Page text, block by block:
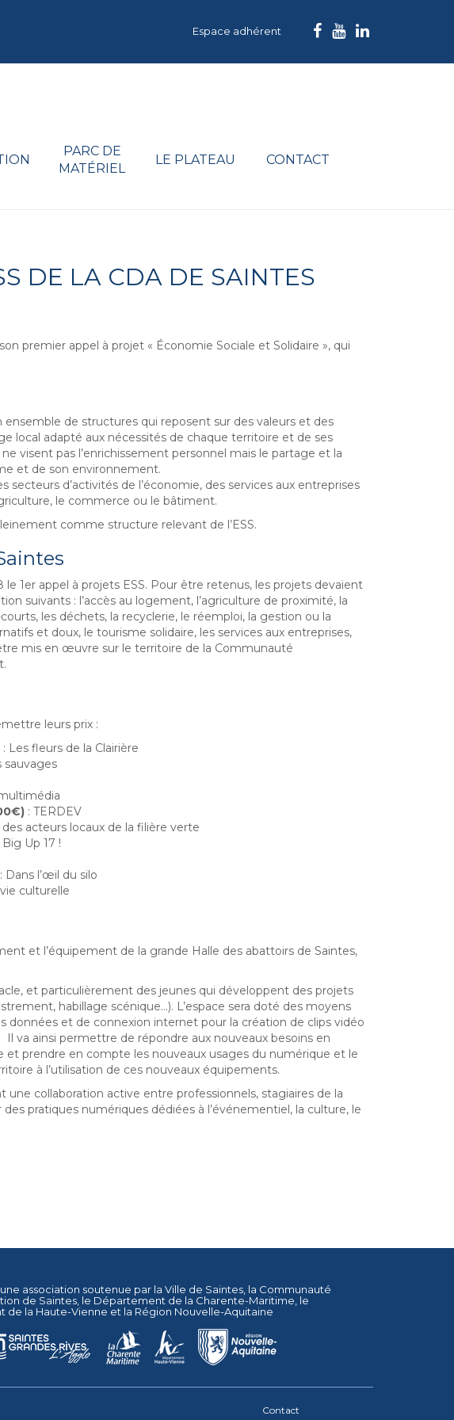
Espace adhérent
PARC DE
MATÉRIEL
LE PLATEAU CONTACT
DE LA CDA DE SAINTES
premier appel à projet « Économie Sociale et Solidaire », qui
de structures qui reposent sur des valeurs et des
local adapté aux nécessités de chaque territoire et de ses
visent pas l’enrichissement personnel mais le partage et la
et de son environnement.
secteurs d’activités de l’économie, des services aux entreprises
le commerce ou le bâtiment.
comme structure relevant de l’ESS.
1er appel à projets ESS. Pour être retenus, les projets devaient
suivants : l’accès au logement, l’agriculture de proximité, la
les déchets, la recyclerie, le réemploi, la gestion ou la
et doux, le tourisme solidaire, les services aux entreprises,
mis en œuvre sur le territoire de la Communauté
leurs prix :
: Les fleurs de la Clairière
sauvages
: TERDEV
acteurs locaux de la filière verte
Up 17 !
: Dans l’œil du silo
culturelle
et l’équipement de la grande Halle des abattoirs de Saintes,
et particulièrement des jeunes qui développent des projets
habillage scénique…). L’espace sera doté des moyens
et de connexion internet pour la création de clips vidéo
va ainsi permettre de répondre aux nouveaux besoins en
prendre en compte les nouveaux usages du numérique et le
à l’utilisation de ces nouveaux équipements.
une collaboration active entre professionnels, stagiaires de la
pratiques numériques dédiées à l’événementiel, la culture, le
une association soutenue par la Ville de Saintes , la Communauté
de Saintes , le Département de la Charente-Maritime , le
de la Haute-Vienne et la Région Nouvelle-Aquitaine
Contact